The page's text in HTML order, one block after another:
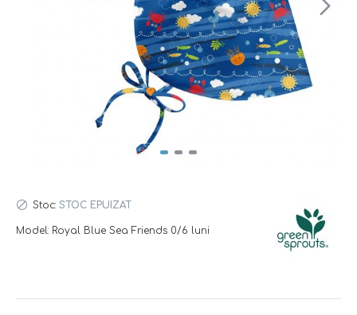
Stoc: STOC EPUIZAT
Model: Royal Blue Sea Friends 0/6 luni